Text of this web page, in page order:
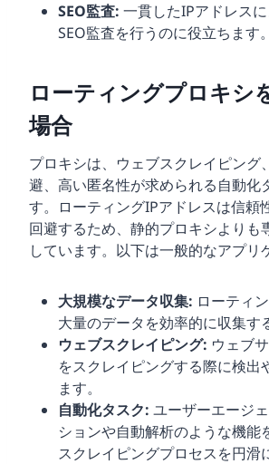
SEO監査: 一貫したIPアドレス
SEO監査を行うのに役立ちます。
ローティングプロキシ
場合
プロキシは、ウェブスクレイピング
避、高い匿名性が求められる自動化
す。ローティングIPアドレスは信頼
回避するため、静的プロキシよりも
しています。以下は一般的なアプリ
大規模なデータ収集: ローティ
大量のデータを効率的に収集す
ウェブスクレイピング: ウェブ
をスクレイピングする際に検出
ます。
自動化タスク: ユーザーエージ
ションや自動解析のような機能
スクレイピングプロセスを円滑